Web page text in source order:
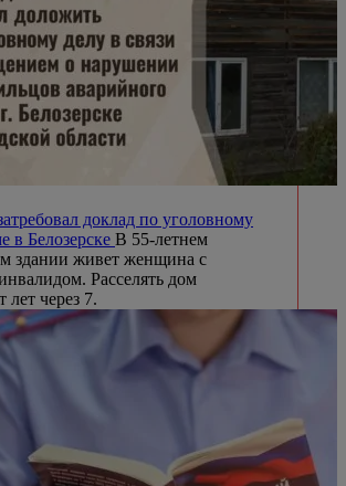
доклад по уголовному
в Белозерске В 55-летнем
здании живет женщина с
Расселять дом
через 7.